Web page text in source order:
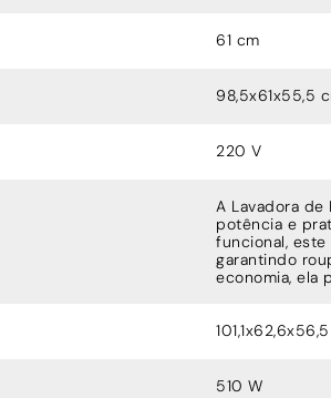
61 cm
98,5x61x55,5
220 V
A Lavadora de
potência e
funcional,
garantindo
economia, ela
510 W